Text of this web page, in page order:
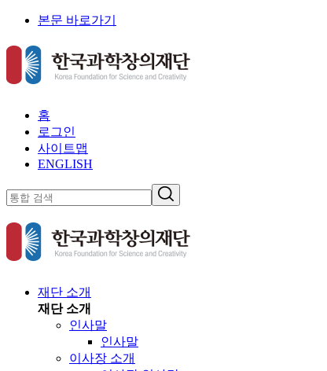
본문 바로가기
홈
로그인
사이트맵
ENGLISH
재단 소개
재단 소개
인사말
인사말
이사장 소개